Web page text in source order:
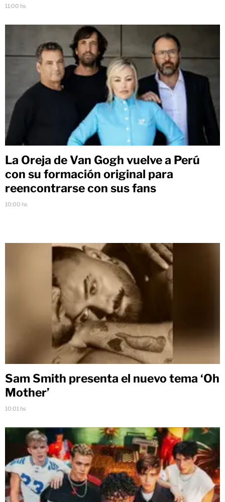
11:00 hs
La Oreja de Van Gogh vuelve a Perú
con su formación original para
reencontrarse con sus fans
10:00 hs
Sam Smith presenta el nuevo tema ‘Oh
Mother’
10:01 hs